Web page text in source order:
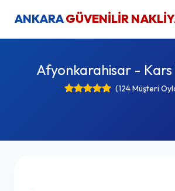
ANKARAGÜVENİLİR
Afyonkarahisar -
(124 Müşteri